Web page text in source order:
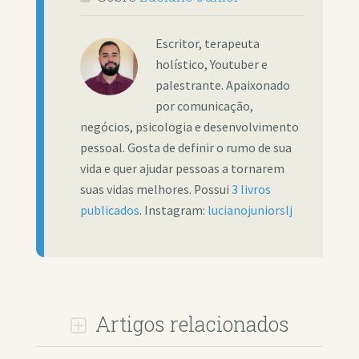
Escritor, terapeuta
holístico, Youtuber e
palestrante. Apaixonado
por comunicação,
negócios, psicologia e desenvolvimento
pessoal. Gosta de definir o rumo de sua
vida e quer ajudar pessoas a tornarem
suas vidas melhores. Possui 3 livros
publicados. Instagram: lucianojuniorslj
Artigos relacionados